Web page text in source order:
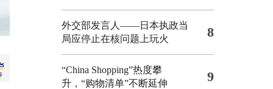
外交部发言人——日本执政当
局应停止在核问题上玩火
8
“China Shopping”热度攀
升，“购物清单”不断延伸
9